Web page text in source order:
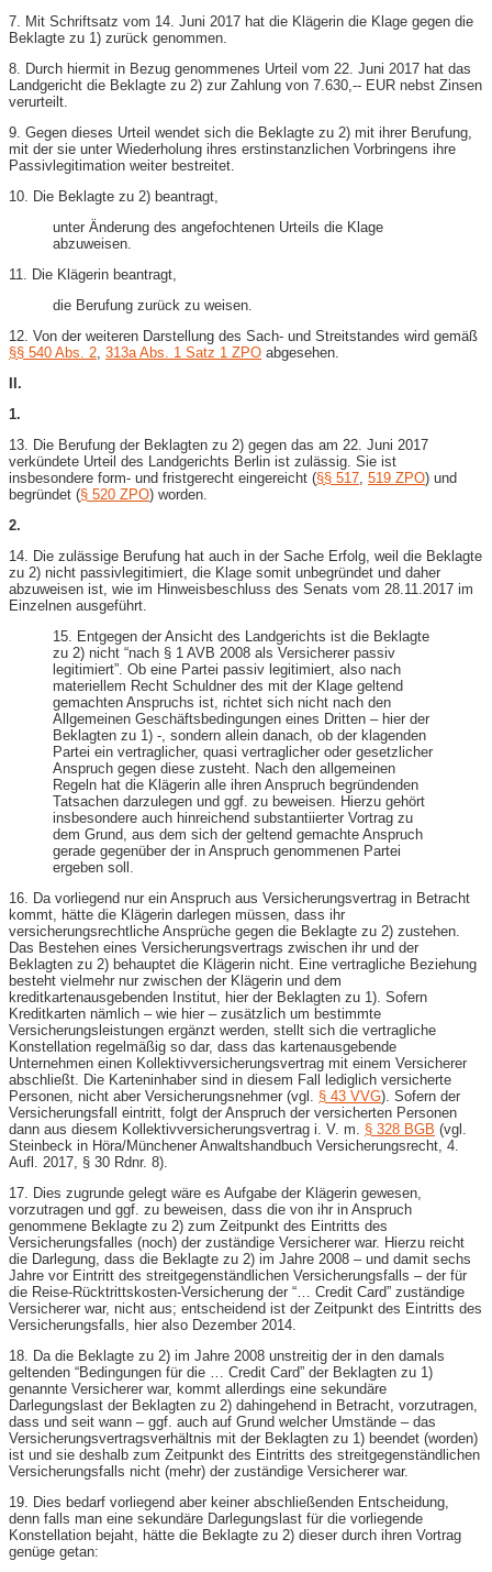
7. Mit Schriftsatz vom 14. Juni 2017 hat die Klägerin die Klage gegen die
Beklagte zu 1) zurück genommen.
8. Durch hiermit in Bezug genommenes Urteil vom 22. Juni 2017 hat das
Landgericht die Beklagte zu 2) zur Zahlung von 7.630,-​- EUR nebst Zinsen
verurteilt.
9. Gegen dieses Urteil wendet sich die Beklagte zu 2) mit ihrer Berufung,
mit der sie unter Wiederholung ihres erstinstanzlichen Vorbringens ihre
Passivlegitimation weiter bestreitet.
10. Die Beklagte zu 2) beantragt,
unter Änderung des angefochtenen Urteils die Klage
abzuweisen.
11. Die Klägerin beantragt,
die Berufung zurück zu weisen.
12. Von der weiteren Darstellung des Sach- und Streitstandes wird gemäß
§§ 540 Abs. 2 313a Abs. 1 Satz 1 ZPO abgesehen.
II.
1.
13. Die Berufung der Beklagten zu 2) gegen das am 22. Juni 2017
verkündete Urteil des Landgerichts Berlin ist zulässig. Sie ist
insbesondere form- und fristgerecht eingereicht (§§ 517 519 ZPO) und
begründet (§ 520 ZPO) worden.
2.
14. Die zulässige Berufung hat auch in der Sache Erfolg, weil die Beklagte
zu 2) nicht passivlegitimiert, die Klage somit unbegründet und daher
abzuweisen ist, wie im Hinweisbeschluss des Senats vom 28.11.2017 im
Einzelnen ausgeführt.
15. Entgegen der Ansicht des Landgerichts ist die Beklagte
zu 2) nicht “nach § 1 AVB 2008 als Versicherer passiv
legitimiert”. Ob eine Partei passiv legitimiert, also nach
materiellem Recht Schuldner des mit der Klage geltend
gemachten Anspruchs ist, richtet sich nicht nach den
Allgemeinen Geschäftsbedingungen eines Dritten – hier der
Beklagten zu 1) -, sondern allein danach, ob der klagenden
Partei ein vertraglicher, quasi vertraglicher oder gesetzlicher
Anspruch gegen diese zusteht. Nach den allgemeinen
Regeln hat die Klägerin alle ihren Anspruch begründenden
Tatsachen darzulegen und ggf. zu beweisen. Hierzu gehört
insbesondere auch hinreichend substantiierter Vortrag zu
dem Grund, aus dem sich der geltend gemachte Anspruch
gerade gegenüber der in Anspruch genommenen Partei
ergeben soll.
16. Da vorliegend nur ein Anspruch aus Versicherungsvertrag in Betracht
kommt, hätte die Klägerin darlegen müssen, dass ihr
versicherungsrechtliche Ansprüche gegen die Beklagte zu 2) zustehen.
Das Bestehen eines Versicherungsvertrags zwischen ihr und der
Beklagten zu 2) behauptet die Klägerin nicht. Eine vertragliche Beziehung
besteht vielmehr nur zwischen der Klägerin und dem
kreditkartenausgebenden Institut, hier der Beklagten zu 1). Sofern
Kreditkarten nämlich – wie hier – zusätzlich um bestimmte
Versicherungsleistungen ergänzt werden, stellt sich die vertragliche
Konstellation regelmäßig so dar, dass das kartenausgebende
Unternehmen einen Kollektivversicherungsvertrag mit einem Versicherer
abschließt. Die Karteninhaber sind in diesem Fall lediglich versicherte
Personen, nicht aber Versicherungsnehmer (vgl. § 43 VVG). Sofern der
Versicherungsfall eintritt, folgt der Anspruch der versicherten Personen
dann aus diesem Kollektivversicherungsvertrag i. V. m. § 328 BGB (vgl.
Steinbeck in Höra/Münchener Anwaltshandbuch Versicherungsrecht, 4.
Aufl. 2017, § 30 Rdnr. 8).
17. Dies zugrunde gelegt wäre es Aufgabe der Klägerin gewesen,
vorzutragen und ggf. zu beweisen, dass die von ihr in Anspruch
genommene Beklagte zu 2) zum Zeitpunkt des Eintritts des
Versicherungsfalles (noch) der zuständige Versicherer war. Hierzu reicht
die Darlegung, dass die Beklagte zu 2) im Jahre 2008 – und damit sechs
Jahre vor Eintritt des streitgegenständlichen Versicherungsfalls – der für
die Reise-​Rücktrittskosten-​Versicherung der “… Credit Card” zuständige
Versicherer war, nicht aus; entscheidend ist der Zeitpunkt des Eintritts des
Versicherungsfalls, hier also Dezember 2014.
18. Da die Beklagte zu 2) im Jahre 2008 unstreitig der in den damals
geltenden “Bedingungen für die … Credit Card” der Beklagten zu 1)
genannte Versicherer war, kommt allerdings eine sekundäre
Darlegungslast der Beklagten zu 2) dahingehend in Betracht, vorzutragen,
dass und seit wann – ggf. auch auf Grund welcher Umstände – das
Versicherungsvertragsverhältnis mit der Beklagten zu 1) beendet (worden)
ist und sie deshalb zum Zeitpunkt des Eintritts des streitgegenständlichen
Versicherungsfalls nicht (mehr) der zuständige Versicherer war.
19. Dies bedarf vorliegend aber keiner abschließenden Entscheidung,
denn falls man eine sekundäre Darlegungslast für die vorliegende
Konstellation bejaht, hätte die Beklagte zu 2) dieser durch ihren Vortrag
genüge getan: